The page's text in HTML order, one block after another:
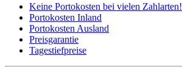
Keine Portokosten bei vielen Zahlarten!
Portokosten Inland
Portokosten Ausland
Preisgarantie
Tagestiefpreise